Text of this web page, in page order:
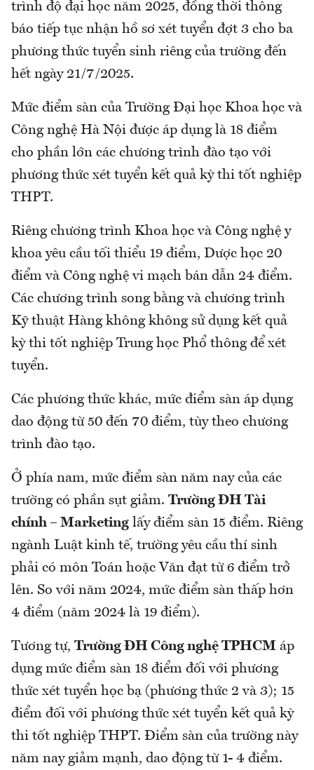
trình độ đại học năm 2025, đồng thời thông
báo tiếp tục nhận hồ sơ xét tuyển đợt 3 cho ba
phương thức tuyển sinh riêng của trường đến
hết ngày 21/7/2025.
Mức điểm sàn của Trường Đại học Khoa học và
Công nghệ Hà Nội được áp dụng là 18 điểm
cho phần lớn các chương trình đào tạo với
phương thức xét tuyển kết quả kỳ thi tốt nghiệp
THPT.
Riêng chương trình Khoa học và Công nghệ y
khoa yêu cầu tối thiểu 19 điểm, Dược học 20
điểm và Công nghệ vi mạch bán dẫn 24 điểm.
Các chương trình song bằng và chương trình
Kỹ thuật Hàng không không sử dụng kết quả
kỳ thi tốt nghiệp Trung học Phổ thông để xét
tuyển.
Các phương thức khác, mức điểm sàn áp dụng
dao động từ 50 đến 70 điểm, tùy theo chương
trình đào tạo.
Ở phía nam, mức điểm sàn năm nay của các
trường có phần sụt giảm. Trường ĐH Tài
chính – Marketing lấy điểm sàn 15 điểm. Riêng
ngành Luật kinh tế, trường yêu cầu thí sinh
phải có môn Toán hoặc Văn đạt từ 6 điểm trở
lên. So với năm 2024, mức điểm sàn thấp hơn
4 điểm (năm 2024 là 19 điểm).
Tương tự, Trường ĐH Công nghệ TPHCM áp
dụng mức điểm sàn 18 điểm đối với phương
thức xét tuyển học bạ (phương thức 2 và 3); 15
điểm đối với phương thức xét tuyển kết quả kỳ
thi tốt nghiệp THPT. Điểm sàn của trường này
năm nay giảm mạnh, dao động từ 1- 4 điểm.